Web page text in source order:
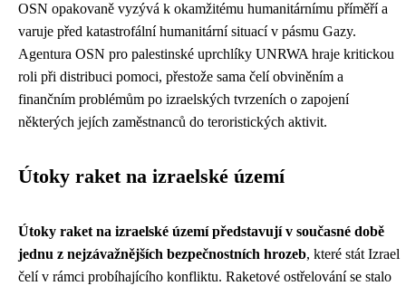
OSN opakovaně vyzývá k okamžitému humanitárnímu příměří a
varuje před katastrofální humanitární situací v pásmu Gazy.
Agentura OSN pro palestinské uprchlíky UNRWA hraje kritickou
roli při distribuci pomoci, přestože sama čelí obviněním a
finančním problémům po izraelských tvrzeních o zapojení
některých jejích zaměstnanců do teroristických aktivit.
Útoky raket na izraelské území
Útoky raket na izraelské území představují v současné době
jednu z nejzávažnějších bezpečnostních hrozeb, které stát Izrael
čelí v rámci probíhajícího konfliktu. Raketové ostřelování se stalo